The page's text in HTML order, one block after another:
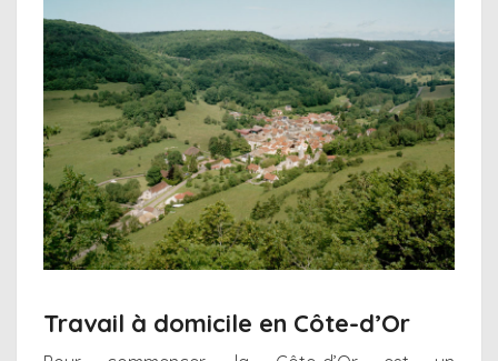
Travail à domicile en Côte-d’Or